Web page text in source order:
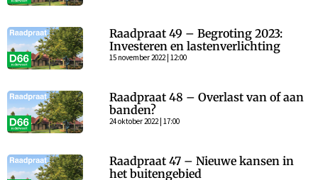
Raadpraat 49 – Begroting 2023:
Investeren en lastenverlichting
15 november 2022 | 12:00
Raadpraat 48 – Overlast van of aan
banden?
24 oktober 2022 | 17:00
Raadpraat 47 – Nieuwe kansen in
het buitengebied